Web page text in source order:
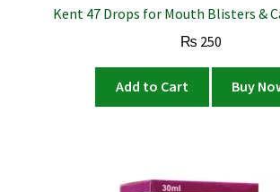
Kent 47 Drops for Mouth Blisters &
₨ 250
Add to Cart Buy